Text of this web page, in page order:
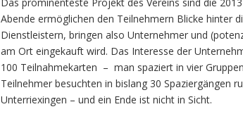
Abende ermöglichen den Teilnehmern Blicke hinter
Dienstleistern, bringen also Unternehmer und
am Ort eingekauft wird. Das Interesse der
100 Teilnahmekarten – man spaziert in vier
Teilnehmer besuchten in bislang 30 Spaziergängen
Unterriexingen – und ein Ende ist nicht in Sicht.